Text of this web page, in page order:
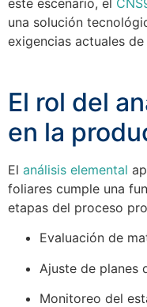
este escenario, el
una solución
exigencias actuales
El rol del
en la
El análisis elemental
foliares cumple una
etapas del proceso
Evaluación de
Ajuste de planes
Monitoreo del